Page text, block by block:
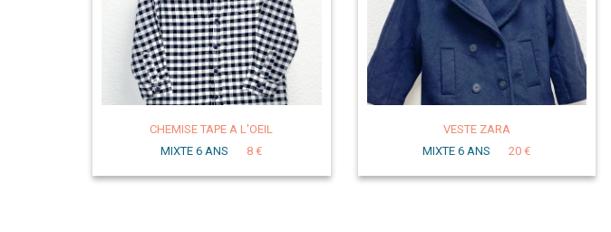
CHEMISE TAPE A L'OEIL
MIXTE 6 ANS
8 €
VESTE ZARA
MIXTE 6 ANS
20 €